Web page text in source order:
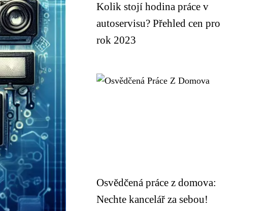
Kolik stojí hodina práce v
autoservisu? Přehled cen pro
rok 2023
Osvědčená práce z domova:
Nechte kancelář za sebou!